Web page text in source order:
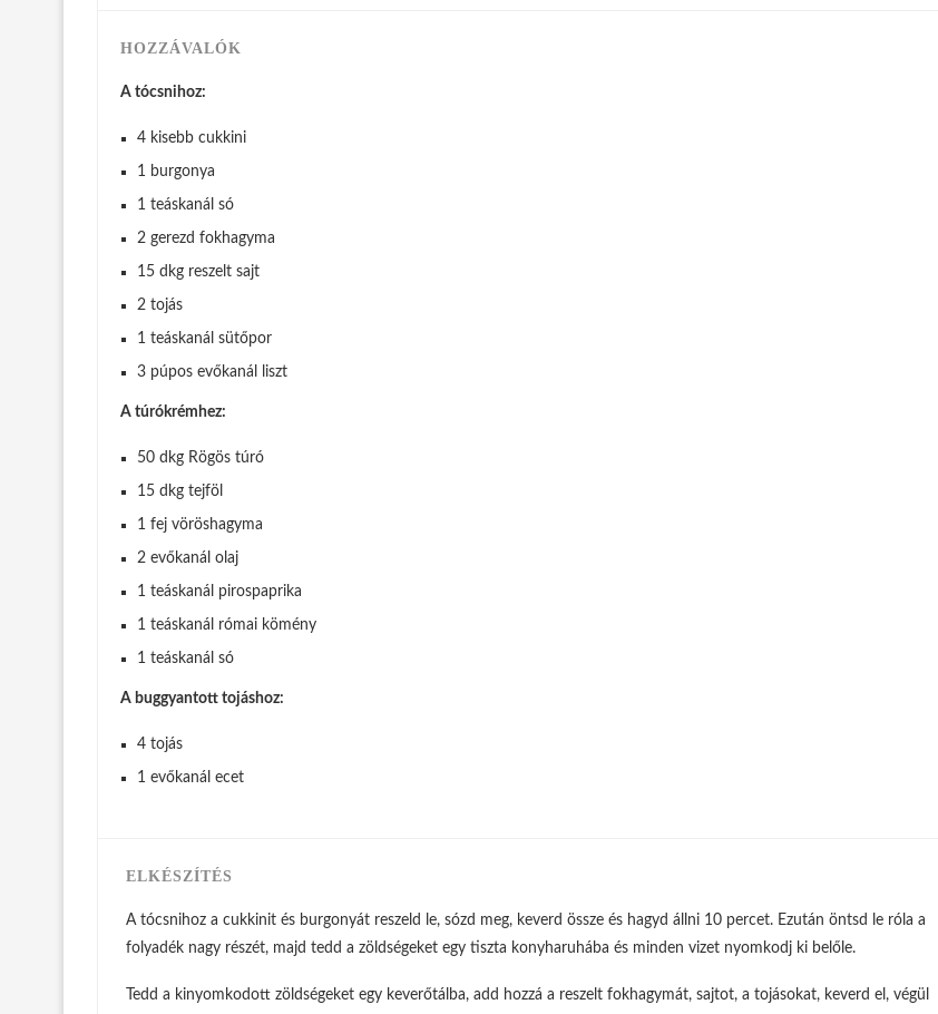
HOZZÁVALÓK
A tócsnihoz:
4 kisebb cukkini
1 burgonya
1 teáskanál só
2 gerezd fokhagyma
15 dkg reszelt sajt
2 tojás
1 teáskanál sütőpor
3 púpos evőkanál liszt
A túrókrémhez:
50 dkg Rögös túró
15 dkg tejföl
1 fej vöröshagyma
2 evőkanál olaj
1 teáskanál pirospaprika
1 teáskanál római kömény
1 teáskanál só
A buggyantott tojáshoz:
4 tojás
1 evőkanál ecet
ELKÉSZÍTÉS
A tócsnihoz a cukkinit és burgonyát reszeld le, sózd meg, keverd össze és hagyd állni 10 percet. Ezután öntsd le róla a
folyadék nagy részét, majd tedd a zöldségeket egy tiszta konyharuhába és minden vizet nyomkodj ki belőle.
Tedd a kinyomkodott zöldségeket egy keverőtálba, add hozzá a reszelt fokhagymát, sajtot, a tojásokat, keverd el, végül